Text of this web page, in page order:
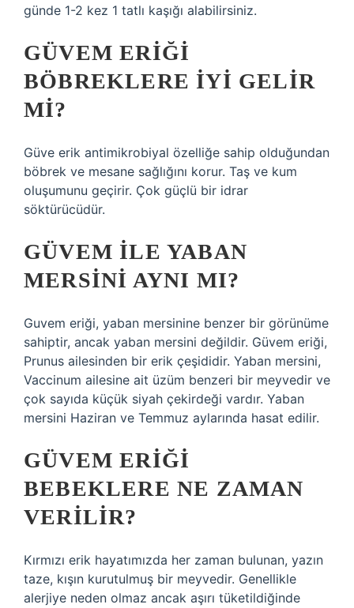
günde 1-2 kez 1 tatlı kaşığı alabilirsiniz.
GÜVEM ERIĞI
BÖBREKLERE IYI GELIR
MI?
Güve erik antimikrobiyal özelliğe sahip olduğundan
böbrek ve mesane sağlığını korur. Taş ve kum
oluşumunu geçirir. Çok güçlü bir idrar
söktürücüdür.
GÜVEM ILE YABAN
MERSINI AYNI MI?
Guvem eriği, yaban mersinine benzer bir görünüme
sahiptir, ancak yaban mersini değildir. Güvem eriği,
Prunus ailesinden bir erik çeşididir. Yaban mersini,
Vaccinum ailesine ait üzüm benzeri bir meyvedir ve
çok sayıda küçük siyah çekirdeği vardır. Yaban
mersini Haziran ve Temmuz aylarında hasat edilir.
GÜVEM ERIĞI
BEBEKLERE NE ZAMAN
VERILIR?
Kırmızı erik hayatımızda her zaman bulunan, yazın
taze, kışın kurutulmuş bir meyvedir. Genellikle
alerjiye neden olmaz ancak aşırı tüketildiğinde